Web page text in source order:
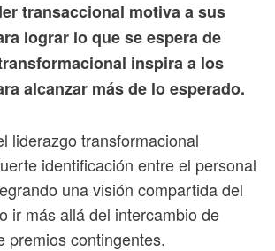
transaccional motiva a sus
lograr lo que se espera de
inspira a los
alcanzar más de lo esperado.
liderazgo transformacional
identificación entre el personal
una visión compartida del
ir más allá del intercambio de
premios contingentes.